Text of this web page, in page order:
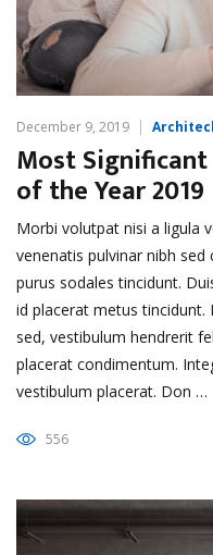
December 9, 2019
Most
of the Year 2019
Morbi volutpat nisi a ligula
venenatis pulvinar nibh sed
purus sodales tincidunt.
id placerat metus tincidunt.
sed, vestibulum hendrerit
placerat condimentum.
vestibulum placerat. Don …
556